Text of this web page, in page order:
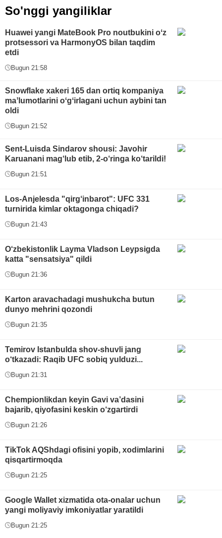
So'nggi yangiliklar
Huawei yangi MateBook Pro noutbukini oʻz
protsessori va HarmonyOS bilan taqdim
etdi
Bugun 21:58
Snowflake xakeri 165 dan ortiq kompaniya
maʼlumotlarini oʻgʻirlagani uchun aybini tan
oldi
Bugun 21:52
Sent-Luisda Sindarov shousi: Javohir
Karuanani mag‘lub etib, 2-o‘ringa ko‘tarildi!
Bugun 21:51
Los-Anjelesda "qirg‘inbarot": UFC 331
turnirida kimlar oktagonga chiqadi?
Bugun 21:43
O‘zbekistonlik Layma Vladson Leypsigda
katta "sensatsiya" qildi
Bugun 21:36
Karton aravachadagi mushukcha butun
dunyo mehrini qozondi
Bugun 21:35
Temirov Istanbulda shov-shuvli jang
o‘tkazadi: Raqib UFC sobiq yulduzi...
Bugun 21:31
Chempionlikdan keyin Gavi va’dasini
bajarib, qiyofasini keskin o‘zgartirdi
Bugun 21:26
TikTok AQShdagi ofisini yopib, xodimlarini
qisqartirmoqda
Bugun 21:25
Google Wallet xizmatida ota-onalar uchun
yangi moliyaviy imkoniyatlar yaratildi
Bugun 21:25